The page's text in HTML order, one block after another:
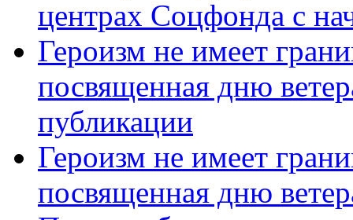
центрах Соцфонда с
Героизм не имеет
посвященная дню
публикации
Героизм не имеет
посвященная дню